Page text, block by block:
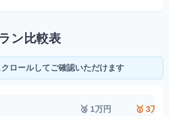
ン比較表
ロールしてご確認いただけます
🥉 1万円 🥇 3万円